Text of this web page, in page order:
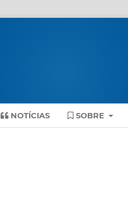
NOTÍCIAS SOBRE